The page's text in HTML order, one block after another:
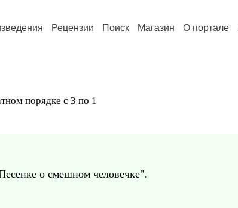
Рецензии Поиск Магазин О портале
порядке с 3 по 1
о смешном человечке".